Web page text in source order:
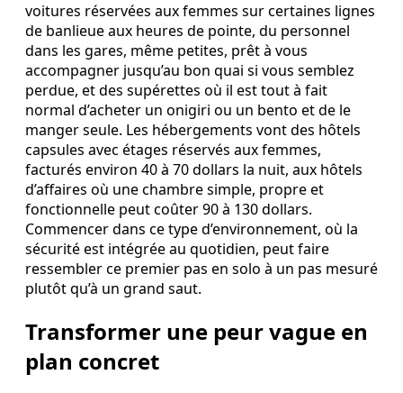
voitures réservées aux femmes sur certaines lignes
de banlieue aux heures de pointe, du personnel
dans les gares, même petites, prêt à vous
accompagner jusqu’au bon quai si vous semblez
perdue, et des supérettes où il est tout à fait
normal d’acheter un onigiri ou un bento et de le
manger seule. Les hébergements vont des hôtels
capsules avec étages réservés aux femmes,
facturés environ 40 à 70 dollars la nuit, aux hôtels
d’affaires où une chambre simple, propre et
fonctionnelle peut coûter 90 à 130 dollars.
Commencer dans ce type d’environnement, où la
sécurité est intégrée au quotidien, peut faire
ressembler ce premier pas en solo à un pas mesuré
plutôt qu’à un grand saut.
Transformer une peur vague en
plan concret